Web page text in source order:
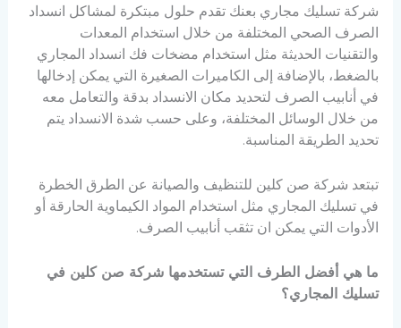
شركة تسليك مجاري بعنك تقدم حلول مبتكرة لمشاكل انسداد
الصرف الصحي المختلفة من خلال استخدام المعدات
والتقنيات الحديثة مثل استخدام مضخات فك انسداد المجاري
بالضغط، بالإضافة إلى الكاميرات الصغيرة التي يمكن إدخالها
في أنابيب الصرف لتحديد مكان الانسداد بدقة والتعامل معه
من خلال الوسائل المختلفة، وعلى حسب شدة الانسداد يتم
تحديد الطريقة المناسبة.
تبتعد شركة صن كلين للتنظيف والصيانة عن الطرق الخطرة
في تسليك المجاري مثل استخدام المواد الكيماوية الحارقة أو
الأدوات التي يمكن ان تثقب أنابيب الصرف.
ما هي أفضل الطرف التي تستخدمها شركة صن كلين في
تسليك المجاري؟